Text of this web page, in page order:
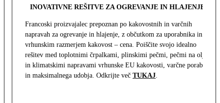
INOVATIVNE REŠITVE ZA OGREVANJE IN HLAJENJE
Francoski proizvajalec prepoznan po kakovostnih in varčnih
napravah za ogrevanje in hlajenje, z občutkom za uporabnika in z
vrhunskim razmerjem kakovost – cena. Poiščite svojo idealno
rešitev med toplotnimi črpalkami, plinskimi pečmi, pečmi na olje
in klimatskimi napravami vrhunske EU kakovosti, varčne porabe
in maksimalnega udobja. Odkrijte več TUKAJ